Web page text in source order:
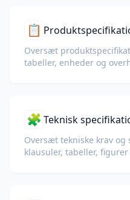
📋
Oversæt
tabeller, enheder og
🧩 Teknisk
Oversæt tekniske krav og
klausuler, tabeller,